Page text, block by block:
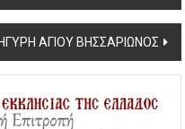
ΑΓΙΟΥ ΒΗΣΣΑΡΙΩΝΟΣ